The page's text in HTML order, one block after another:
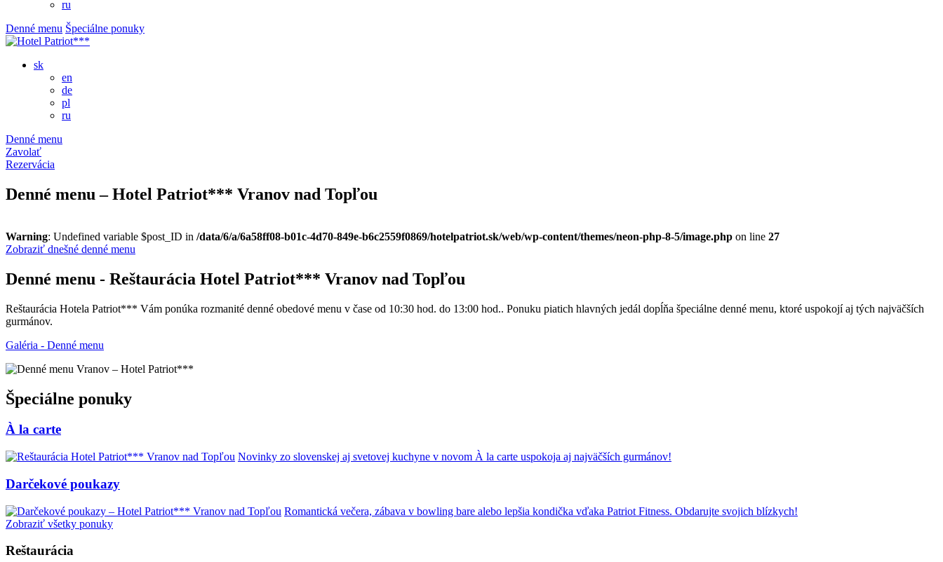
ru
Denné menu Špeciálne ponuky
sk
en
de
pl
ru
Denné menu
Zavolať
Rezervácia
Denné menu – Hotel Patriot*** Vranov nad Topľou
Warning: Undefined variable $post_ID in /data/6/a/6a58ff08-b01c-4d70-849e-b6c2559f0869/hotelpatriot.sk/web/wp-content/themes/neon-php-8-5/image.php on line 27
Zobraziť dnešné denné menu
Denné menu - Reštaurácia Hotel Patriot*** Vranov nad Topľou
Reštaurácia Hotela Patriot*** Vám ponúka rozmanité denné obedové menu v čase od 10:30 hod. do 13:00 hod.. Ponuku piatich hlavných jedál dopĺňa špeciálne denné menu, ktoré uspokojí aj tých najväčších
gurmánov.
Galéria - Denné menu
Špeciálne ponuky
À la carte
Novinky zo slovenskej aj svetovej kuchyne v novom À la carte uspokoja aj najväčších gurmánov!
Darčekové poukazy
Romantická večera, zábava v bowling bare alebo lepšia kondička vďaka Patriot Fitness. Obdarujte svojich blízkych!
Zobraziť všetky ponuky
Reštaurácia